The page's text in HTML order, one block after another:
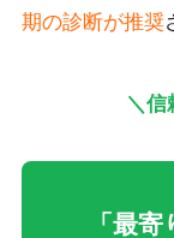
期の診断が推奨
＼信
「最